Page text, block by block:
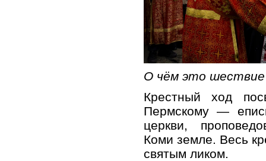
О чём это шествие
Крестный ход
Пермскому —
церкви,
Коми земле. Весь
святым ликом.